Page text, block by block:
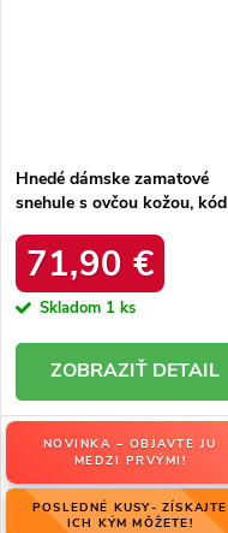
Hnedé dámske zamatové
snehule s ovčou kožou, kód
71,90 €
Skladom 1 ks
DETAIL
NOVINKA – OBJAVTE JU
MEDZI PRVÝMI!
POSLEDNÉ KUSY- ZÍSKAJTE
ICH KÝM MÔŽETE!